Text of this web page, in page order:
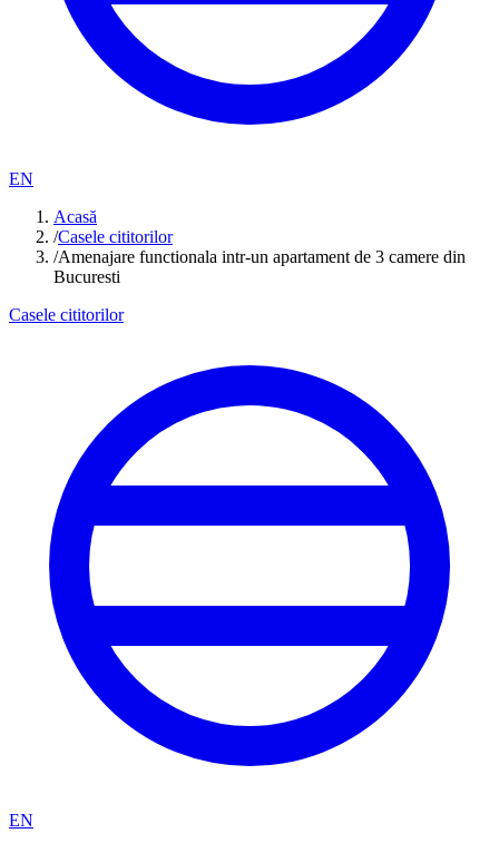
EN
Acasă
/Casele cititorilor
/Amenajare functionala intr-un apartament de 3 camere din
Bucuresti
Casele cititorilor
EN